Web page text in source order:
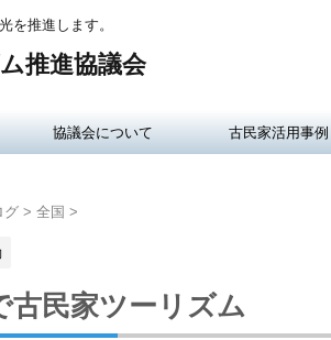
を推進します。
推進協議会
協議会について 古民家活用事例
グ > 全国 >
古民家ツーリズム